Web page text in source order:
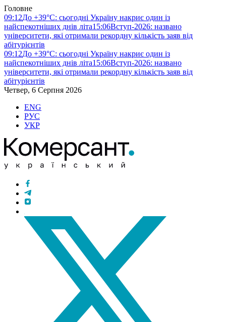
Головне
09:12До +39°C: сьогодні Україну накриє один із
найспекотніших днів літа15:06Вступ-2026: названо
університети, які отримали рекордну кількість заяв від
абітурієнтів
09:12До +39°C: сьогодні Україну накриє один із
найспекотніших днів літа15:06Вступ-2026: названо
університети, які отримали рекордну кількість заяв від
абітурієнтів
Четвер, 6 Серпня 2026
ENG
РУС
УКР